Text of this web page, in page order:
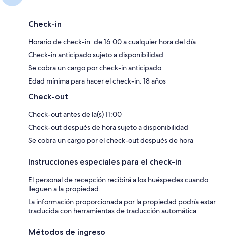
Check-in
Horario de check-in: de 16:00 a cualquier hora del día
Check-in anticipado sujeto a disponibilidad
Se cobra un cargo por check-in anticipado
Edad mínima para hacer el check-in: 18 años
Check-out
Check-out antes de la(s) 11:00
Check-out después de hora sujeto a disponibilidad
Se cobra un cargo por el check-out después de hora
Instrucciones especiales para el check-in
El personal de recepción recibirá a los huéspedes cuando
lleguen a la propiedad.
La información proporcionada por la propiedad podría estar
traducida con herramientas de traducción automática.
Métodos de ingreso